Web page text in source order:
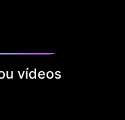
vídeos